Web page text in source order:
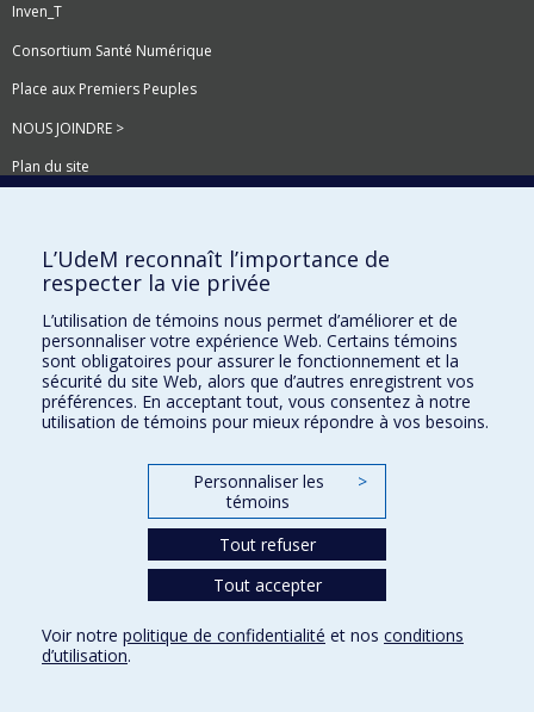
Inven_T
Consortium Santé Numérique
Place aux Premiers Peuples
NOUS JOINDRE >
Plan du site
Confidentialité
Conditions d’utilisation
Paramètres des témoins
Université de
Montréal
L’UdeM reconnaît l’importance de
respecter la vie privée
L’utilisation de témoins nous permet d’améliorer et de
personnaliser votre expérience Web. Certains témoins
sont obligatoires pour assurer le fonctionnement et la
sécurité du site Web, alors que d’autres enregistrent vos
préférences. En acceptant tout, vous consentez à notre
utilisation de témoins pour mieux répondre à vos besoins.
Personnaliser les
témoins
>
Tout refuser
Tout accepter
Voir notre politique de confidentialité et nos conditions
d’utilisation.